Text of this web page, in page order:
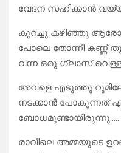
വേദന സഹിക്കാൻ
കുറച്ചു കഴിഞ്ഞു
പോലെ തോന്നി കണ്ണ്
വന്ന ഒരു ഗ്ലാസ്‌
അവളെ എടുത്തു
നടക്കാൻ പോകുന്നത്
ബോധമുണ്ടായിരുന്നു…..
രാവിലെ അമ്മയുടെ